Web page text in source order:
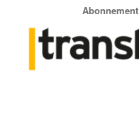
Abonnement